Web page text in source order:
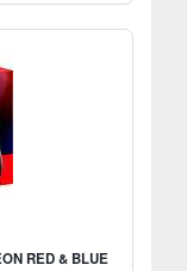
RED & BLUE